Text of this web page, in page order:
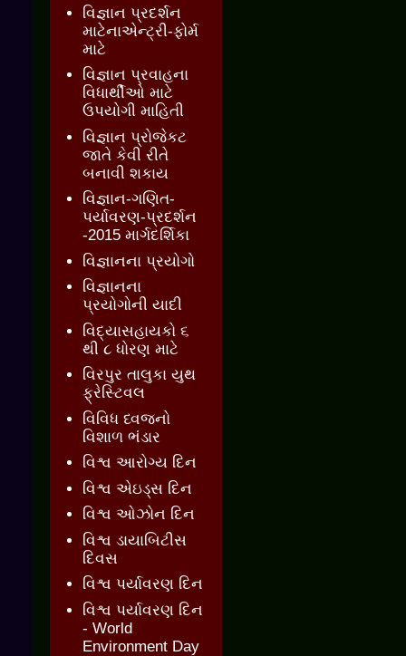
વિજ્ઞાન પ્રદર્શન
માટેનાએન્ટ્રી-ફોર્મ
માટે
વિજ્ઞાન પ્રવાહના
વિધાર્થીઓ માટે
ઉપયોગી માહિતી
વિજ્ઞાન પ્રોજેકટ
જાતે કેવી રીતે
બનાવી શકાય
વિજ્ઞાન-ગણિત-
પર્યાવરણ-પ્રદર્શન
-2015 માર્ગદર્શિકા
વિજ્ઞાનના પ્રયોગો
વિજ્ઞાનના
પ્રયોગોની યાદી
વિદ્યાસહાયકો ૬
થી ૮ ધોરણ માટે
વિરપુર તાલુકા યુથ
ફ્રેસ્ટિવલ
વિવિધ ધ્વજનો
વિશાળ ભંડાર
વિશ્વ આરોગ્ય દિન
વિશ્વ એઇડ્સ દિન
વિશ્વ ઓઝોન દિન
વિશ્વ ડાયાબિટીસ
દિવસ
વિશ્વ પર્યાવરણ દિન
વિશ્વ પર્યાવરણ દિન
- World
Environment Day